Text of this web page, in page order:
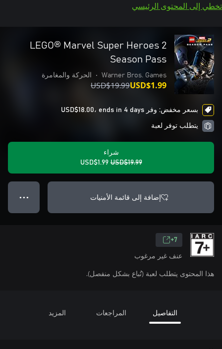
تخطي إلى المحتوى الرئيسي
LEGO® Marvel Super Heroes 2
Season Pass
Warner Bros. Games
• الحركة والمغامرة
USD$19.99USD$1.99
بسعر مخفض: وفر USD$18.00، ends in 4 days
يتطلب توفر لعبة
شراء
USD$19.99
USD$1.99
إضافة إلى قائمة الأمنيات ● ● ●
7+
عنف غير مرغوب
هذا المحتوى يتطلب لعبة (تُباع بشكل منفصل).
التفاصيل المراجعات المزيد